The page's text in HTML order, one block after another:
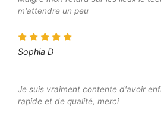
m'attendre un peu
Sophia D
Je suis vraiment contente d'avoir
rapide et de qualité, merci